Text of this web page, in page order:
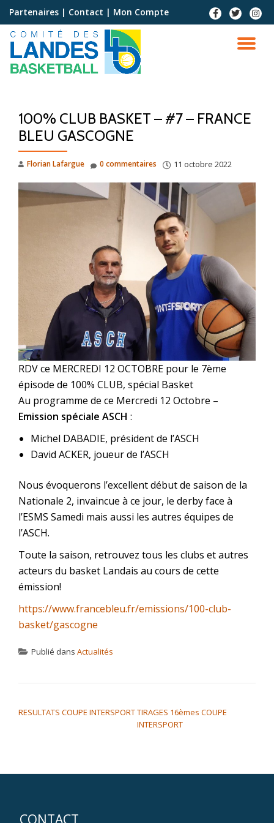
Aller
contenu
Partenaires | Contact | Mon Compte
100% CLUB BASKET – #7 – FRANCE
BLEU GASCOGNE
Florian Lafargue 11 octobre 2022
0 commentaires
RDV ce MERCREDI 12 OCTOBRE pour le 7ème
épisode de 100% CLUB, spécial Basket
Au programme de ce Mercredi 12 Octobre –
Emission spéciale ASCH :
Michel DABADIE, président de l’ASCH
David ACKER, joueur de l’ASCH
Nous évoquerons l’excellent début de saison de la
Nationale 2, invaincue à ce jour, le derby face à
l’ESMS Samedi mais aussi les autres équipes de
l’ASCH.
Toute la saison, retrouvez tous les clubs et autres
acteurs du basket Landais au cours de cette
émission!
https://www.francebleu.fr/emissions/100-club-
basket/gascogne
Publié dans Actualités
RESULTATS COUPE INTERSPORTTIRAGES 16èmes COUPE
INTERSPORT
CONTACT